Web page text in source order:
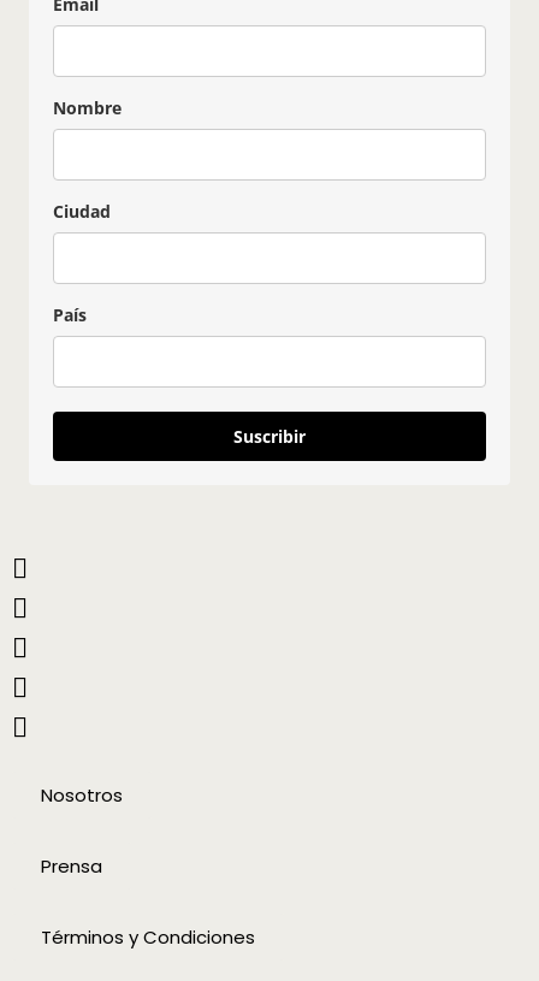
Nombre
Ciudad
País
Suscribir
Nosotros
Prensa
Términos y Condiciones